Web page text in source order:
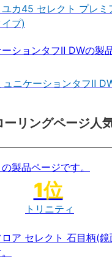
カ45 セレクト プレミ
プ)
ュニケーションタフⅡ
ーリングページ人
トリニティ